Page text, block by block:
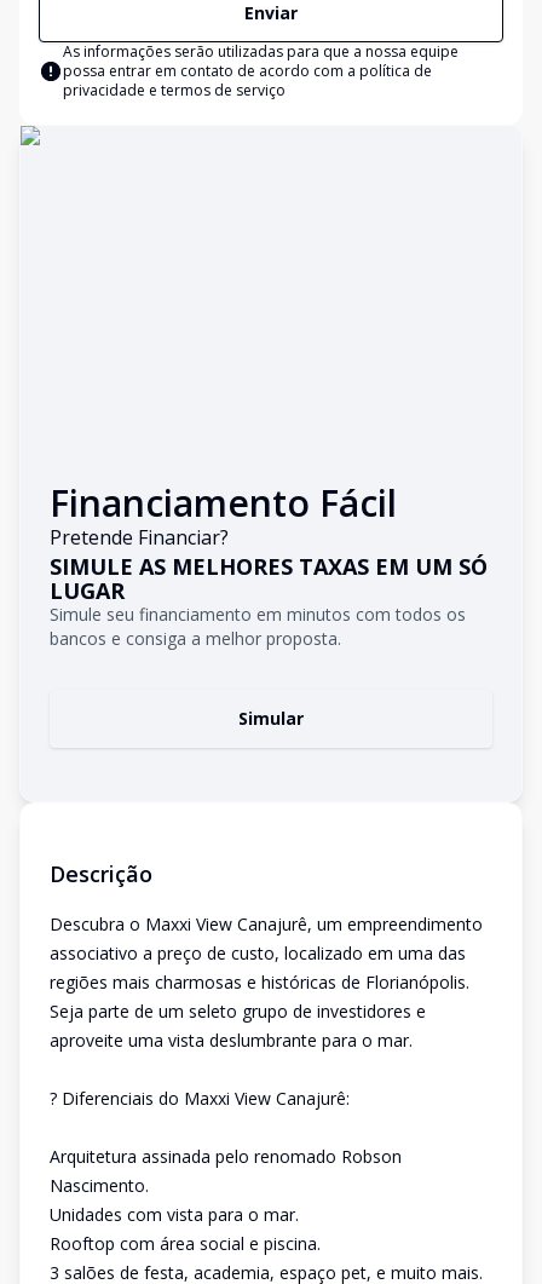
Enviar
As informações serão utilizadas para que a nossa equipe
possa entrar em contato de acordo com a política de
privacidade e termos de serviço
Financiamento Fácil
Pretende Financiar?
SIMULE AS MELHORES TAXAS EM UM SÓ
LUGAR
Simule seu financiamento em minutos com todos os
bancos e consiga a melhor proposta.
Simular
Descrição
Descubra o Maxxi View Canajurê, um empreendimento
associativo a preço de custo, localizado em uma das
regiões mais charmosas e históricas de Florianópolis.
Seja parte de um seleto grupo de investidores e
aproveite uma vista deslumbrante para o mar.
? Diferenciais do Maxxi View Canajurê:
Arquitetura assinada pelo renomado Robson
Nascimento.
Unidades com vista para o mar.
Rooftop com área social e piscina.
3 salões de festa, academia, espaço pet, e muito mais.